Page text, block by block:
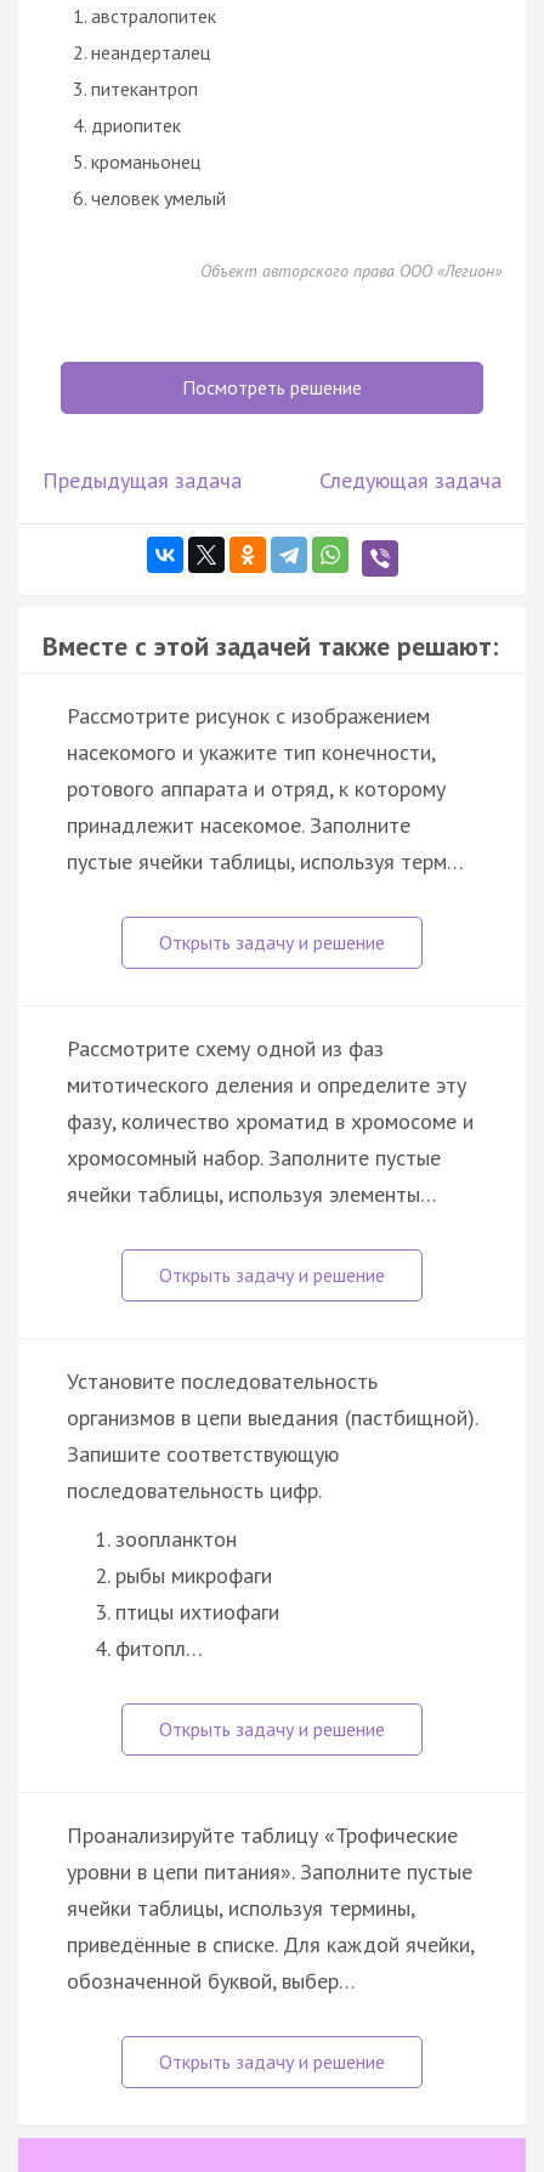
австралопитек
неандерталец
питекантроп
дриопитек
кроманьонец
человек умелый
Объект авторского права ООО «Легион»
Посмотреть решение
Предыдущая задача Следующая задача
Вместе с этой задачей также решают:
Рассмотрите рисунок с изображением
насекомого и укажите тип конечности,
ротового аппарата и отряд, к которому
принадлежит насекомое. Заполните
пустые ячейки таблицы, используя терм…
Рассмотрите схему одной из фаз
митотического деления и определите эту
фазу, количество хроматид в хромосоме и
хромосомный набор. Заполните пустые
ячейки таблицы, используя элементы…
Установите последовательность
организмов в цепи выедания (пастбищной).
Запишите соответствующую
последовательность цифр.
зоопланктон
рыбы микрофаги
птицы ихтиофаги
фитопл…
Проанализируйте таблицу «Трофические
уровни в цепи питания». Заполните пустые
ячейки таблицы, используя термины,
приведённые в списке. Для каждой ячейки,
обозначенной буквой, выбер…